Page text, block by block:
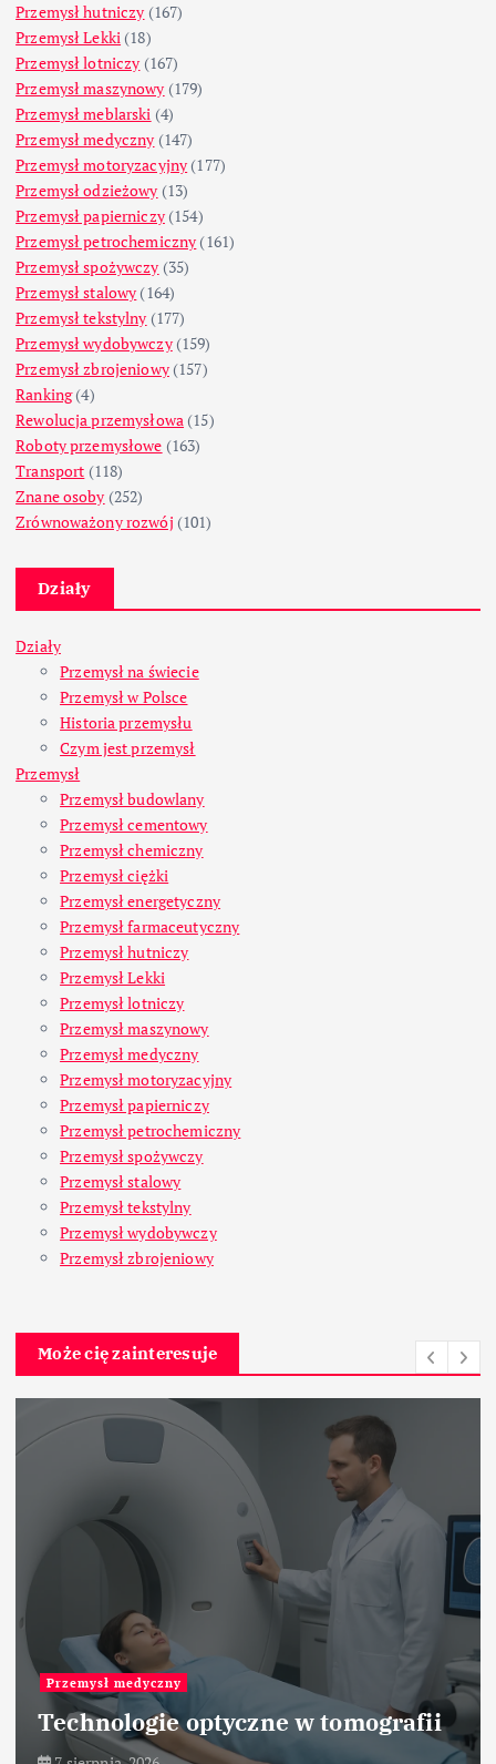
Przemysł hutniczy (167)
Przemysł Lekki (18)
Przemysł lotniczy (167)
Przemysł maszynowy (179)
Przemysł meblarski (4)
Przemysł medyczny (147)
Przemysł motoryzacyjny (177)
Przemysł odzieżowy (13)
Przemysł papierniczy(154)
Przemysł petrochemiczny (161)
Przemysł spożywczy (35)
Przemysł stalowy (164)
Przemysł tekstylny (177)
Przemysł wydobywczy(159)
Przemysł zbrojeniowy(157)
Ranking(4)
Rewolucja przemysłowa (15)
Roboty przemysłowe (163)
Transport (118)
Znane osoby (252)
Zrównoważony rozwój (101)
Działy
Działy
Przemysł na świecie
Przemysł w Polsce
Historia przemysłu
Czym jest przemysł
Przemysł
Przemysł budowlany
Przemysł cementowy
Przemysł chemiczny
Przemysł ciężki
Przemysł energetyczny
Przemysł farmaceutyczny
Przemysł hutniczy
Przemysł Lekki
Przemysł lotniczy
Przemysł maszynowy
Przemysł medyczny
Przemysł motoryzacyjny
Przemysł papierniczy
Przemysł petrochemiczny
Przemysł spożywczy
Przemysł stalowy
Przemysł tekstylny
Przemysł wydobywczy
Przemysł zbrojeniowy
Może cię zainteresuje
Przemysł hutniczy
Zastosowanie pieców szybowych